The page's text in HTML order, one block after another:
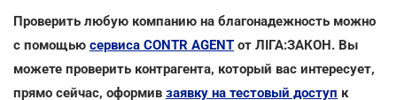
Проверить любую компанию на благонадежность можно
с помощью сервиса CONTR AGENT от ЛІГА:ЗАКОН. Вы
можете проверить контрагента, который вас интересует,
прямо сейчас, оформив заявку на тестовый доступ к